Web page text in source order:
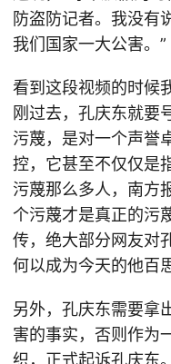
防盗防记者。我没有
我们国家一大公害。”
看到这段视频的时候
刚过去，孔庆东就要
污蔑，是对一个声誉
控，它甚至不仅仅是
污蔑那么多人，南方
个污蔑才是真正的污
传，绝大部分网友对
何以成为今天的他百
另外，孔庆东需要拿
害的事实，否则作为
织，正式起诉孔庆东。